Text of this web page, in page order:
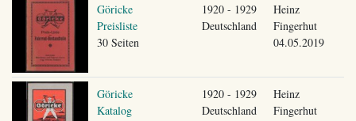
Göricke
Preisliste
30 Seiten
1920 - 1929
Deutschland
Heinz
Fingerhut
04.05.2019
Göricke
Katalog
1920 - 1929
Deutschland
Heinz
Fingerhut